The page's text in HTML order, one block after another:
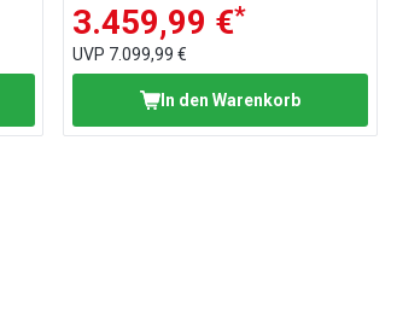
3.459,99 €*
UVP 7.099,99 €
In den Warenkorb